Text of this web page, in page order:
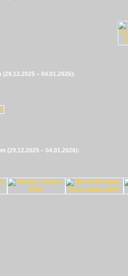
– 04.01.2026):
(29.12.2025 – 04.01.2026):